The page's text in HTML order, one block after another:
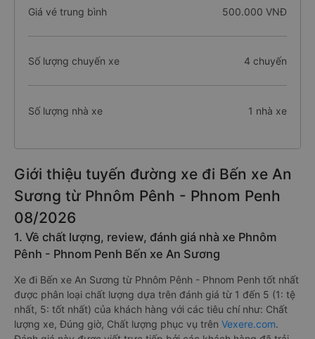
Giá vé trung bình 500.000 VNĐ
Số lượng chuyến xe 4 chuyến
Số lượng nhà xe 1 nhà xe
Giới thiệu tuyến đường xe đi Bến xe An
Sương từ Phnôm Pênh - Phnom Penh
08/2026
1. Về chất lượng, review, đánh giá nhà xe Phnôm
Pênh - Phnom Penh Bến xe An Sương
Xe đi Bến xe An Sương từ Phnôm Pênh - Phnom Penh tốt nhất
được phân loại chất lượng dựa trên đánh giá từ 1 đến 5 (1: tệ
nhất, 5: tốt nhất) của khách hàng với các tiêu chí như: Chất
lượng xe, Đúng giờ, Chất lượng phục vụ trên Vexere.com.